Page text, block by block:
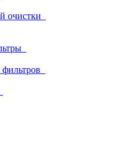
очистки